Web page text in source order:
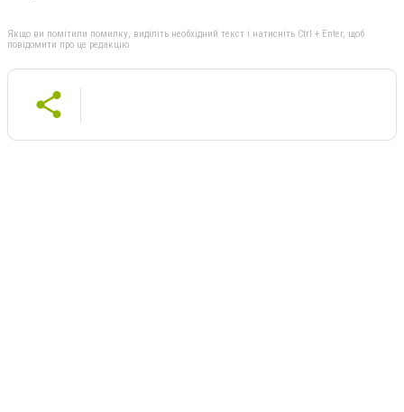
Якщо ви помітили помилку, виділіть необхідний текст і натисніть Ctrl + Enter, щоб
повідомити про це редакцію